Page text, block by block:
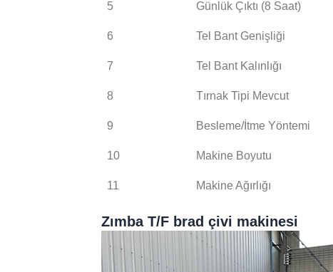
5 Günlük Çıktı (8 Saat)
6 Tel Bant Genişliği
7 Tel Bant Kalınlığı
8 Tırnak Tipi Mevcut
9 Besleme/İtme Yöntemi
10 Makine Boyutu
11 Makine Ağırlığı
Zımba T/F brad çivi makinesi